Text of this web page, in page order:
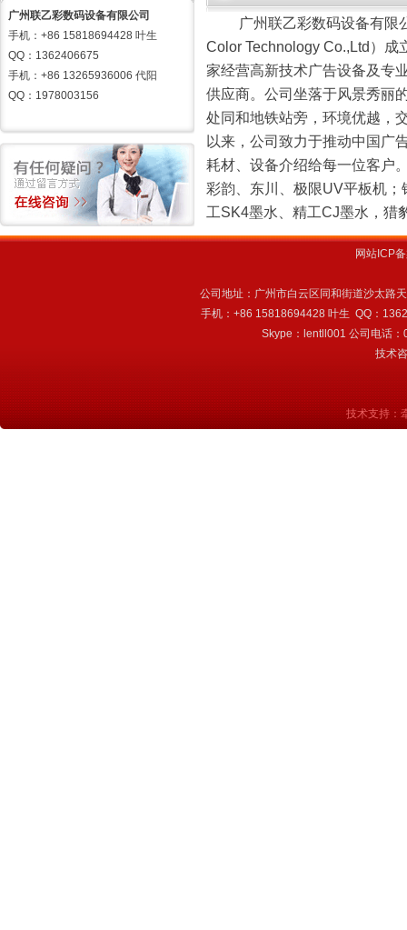
广州联乙彩数码设备有限公司
手机：+86 15818694428 叶生
QQ：1362406675
手机：+86 13265936006 代阳
QQ：1978003156
银河墨水 柯尼卡弱
清洁棉棒 赛博382
广州联乙彩数码设备有限
Color Technology Co.,Ltd）成
家经营高新技术广告设备及专
供应商。公司坐落于风景秀丽
处同和地铁站旁，环境优越，
以来，公司致力于推动中国广
耗材、设备介绍给每一位客户
彩韵、东川、极限UV平板机
工SK4墨水、精工CJ墨水，猎
网站ICP
公司地址：广州市白云区同和街道沙太
手机：+86 15818694428 叶生 QQ：
Skype：lentll001 公司电话
技术
技术支持：